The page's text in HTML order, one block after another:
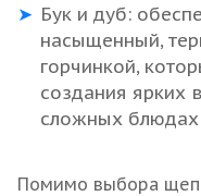
Бук и дуб:
насыщенный,
горчинкой,
создания ярких
сложных блюдах
Помимо выбора